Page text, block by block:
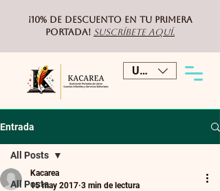
¡10% de DESCUENTO en tu primera
portada! Suscríbete aquí.
USD ($)
Entrada
All Posts
All Posts
Kacarea
15 may 2017 3 min de lectura